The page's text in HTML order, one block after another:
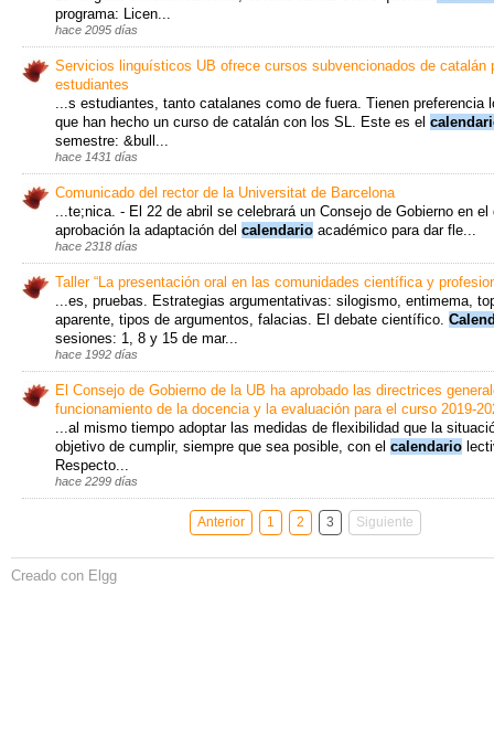
programa: Licen...
hace 2095 días
Servicios linguísticos UB ofrece cursos subvencionados de catalán
estudiantes
...s estudiantes, tanto catalanes como de fuera. Tienen preferencia
que han hecho un curso de catalán con los SL. Este es el
semestre: &bull...
hace 1431 días
Comunicado del rector de la Universitat de Barcelona
...te;nica. - El 22 de abril se celebrará un Consejo de Gobierno en el
aprobación la adaptación del calendario académico para dar fle...
hace 2318 días
Taller “La presentación oral en las comunidades científica y
...es, pruebas. Estrategias argumentativas: silogismo, entimema,
aparente, tipos de argumentos, falacias. El debate científico.
sesiones: 1, 8 y 15 de mar...
hace 1992 días
El Consejo de Gobierno de la UB ha aprobado las directrices
funcionamiento de la docencia y la evaluación para el curso 2019-
...al mismo tiempo adoptar las medidas de flexibilidad que la
objetivo de cumplir, siempre que sea posible, con el calendario
Respecto...
hace 2299 días
Anterior 1 2 3 Siguiente
Creado con Elgg